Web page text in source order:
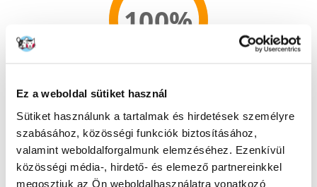
Ez a weboldal sütiket használ
Sütiket használunk a tartalmak és hirdetések személyre
szabásához, közösségi funkciók biztosításához,
valamint weboldalforgalmunk elemzéséhez. Ezenkívül
közösségi média-, hirdető- és elemező partnereinkkel
megosztjuk az Ön weboldalhasználatra vonatkozó
100%
Recommend
Leírás
A Crispy Musli nyulaknak egy teljes értékű eledel miniatűr nyulak